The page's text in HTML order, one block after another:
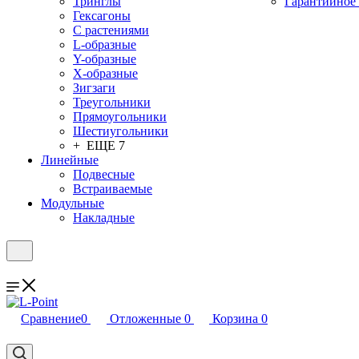
Гексагоны
С растениями
L-образные
Y-образные
X-образные
Зигзаги
Треугольники
Прямоугольники
Шестиугольники
+ ЕЩЕ 7
Линейные
Подвесные
Встраиваемые
Модульные
Накладные
Сравнение0 Отложенные 0 Корзина 0